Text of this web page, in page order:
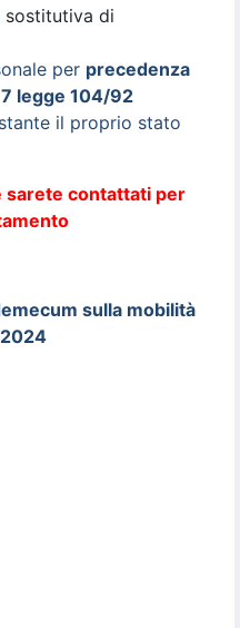
sostitutiva di
per precedenza
legge 104/92
il proprio stato
sarete contattati per
sulla mobilità